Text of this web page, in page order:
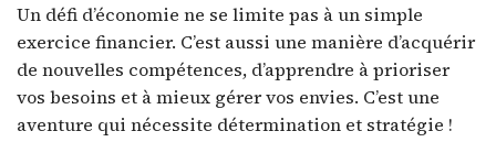
Un défi d’économie ne se limite pas à un simple
exercice financier. C’est aussi une manière d’acquérir
de nouvelles compétences, d’apprendre à prioriser
vos besoins et à mieux gérer vos envies. C’est une
aventure qui nécessite détermination et stratégie !